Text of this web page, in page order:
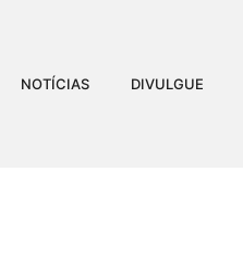
NOTÍCIAS DIVULGUE